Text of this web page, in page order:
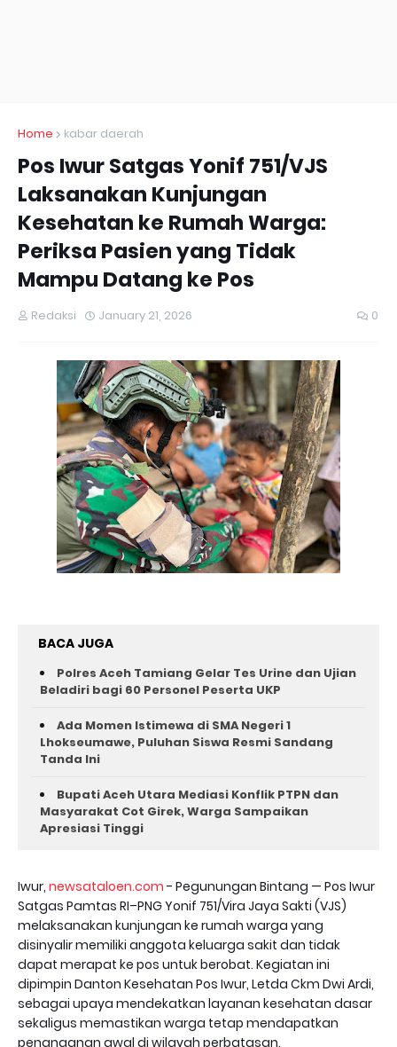
Home kabar daerah
Pos Iwur Satgas Yonif 751/VJS
Laksanakan Kunjungan
Kesehatan ke Rumah Warga:
Periksa Pasien yang Tidak
Mampu Datang ke Pos
Redaksi January 21, 2026 0
BACA JUGA
Polres Aceh Tamiang Gelar Tes Urine dan Ujian
Beladiri bagi 60 Personel Peserta UKP
Ada Momen Istimewa di SMA Negeri 1
Lhokseumawe, Puluhan Siswa Resmi Sandang
Tanda Ini
Bupati Aceh Utara Mediasi Konflik PTPN dan
Masyarakat Cot Girek, Warga Sampaikan
Apresiasi Tinggi
Iwur, newsataloen.com - Pegunungan Bintang — Pos Iwur
Satgas Pamtas RI–PNG Yonif 751/Vira Jaya Sakti (VJS)
melaksanakan kunjungan ke rumah warga yang
disinyalir memiliki anggota keluarga sakit dan tidak
dapat merapat ke pos untuk berobat. Kegiatan ini
dipimpin Danton Kesehatan Pos Iwur, Letda Ckm Dwi Ardi,
sebagai upaya mendekatkan layanan kesehatan dasar
sekaligus memastikan warga tetap mendapatkan
penanganan awal di wilayah perbatasan.